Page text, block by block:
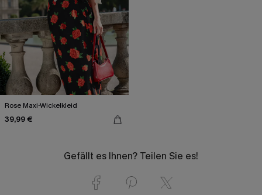
Rose Maxi-Wickelkleid
39,99 €
Gefällt es Ihnen? Teilen Sie es!